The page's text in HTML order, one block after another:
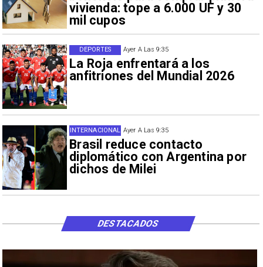
vivienda: tope a 6.000 UF y 30
mil cupos
Ayer A Las 9:35
La Roja enfrentará a los
anfitriones del Mundial 2026
DEPORTES
Ayer A Las 9:35
Brasil reduce contacto
diplomático con Argentina por
dichos de Milei
INTERNACIONAL
DESTACADOS